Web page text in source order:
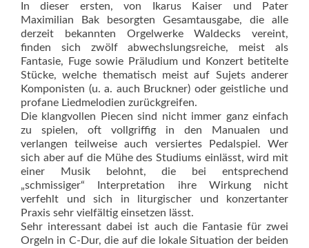
In dieser ersten, von Ikarus Kaiser und Pater
Maximilian Bak besorgten Gesamtausgabe, die alle
derzeit bekannten Orgelwerke Waldecks vereint,
finden sich zwölf abwechslungsreiche, meist als
Fantasie, Fuge sowie Präludium und Konzert be­titelte
Stücke, welche thematisch meist auf Sujets anderer
Komponis­ten (u. a. auch Bruckner) oder geistliche und
profane Liedmelodien zu­rückgreifen.
Die klangvollen Piecen sind nicht immer ganz einfach
zu spielen, oft vollgriffig in den Manualen und
verlangen teilweise auch versiertes Pedalspiel. Wer
sich aber auf die Mühe des Studiums einlässt, wird mit
einer Musik belohnt, die bei entsprechend
„schmissiger“ Interpretation ihre Wirkung nicht
verfehlt und sich in liturgischer und konzertanter
Praxis sehr vielfältig einsetzen lässt.
Sehr interessant dabei ist auch die Fantasie für zwei
Orgeln in C-Dur, die auf die lokale Situation der beiden